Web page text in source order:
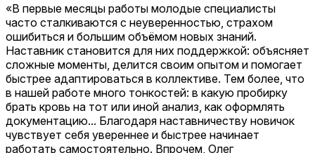
«В первые месяцы работы молодые специалисты
часто сталкиваются с неуверенностью, страхом
ошибиться и большим объёмом новых знаний.
Наставник становится для них поддержкой: объясняет
сложные моменты, делится своим опытом и помогает
быстрее адаптироваться в коллективе. Тем более, что
в нашей работе много тонкостей: в какую пробирку
брать кровь на тот или иной анализ, как оформлять
документацию... Благодаря наставничеству новичок
чувствует себя увереннее и быстрее начинает
работать самостоятельно. Впрочем, Олег